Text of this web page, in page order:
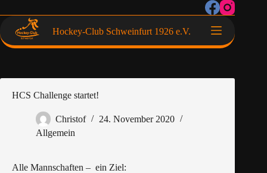
Hockey-Club Schweinfurt 1926 e.V.
HCS Challenge startet!
Christof
24. November 2020
Allgemein
Alle Mannschaften – ein Ziel: